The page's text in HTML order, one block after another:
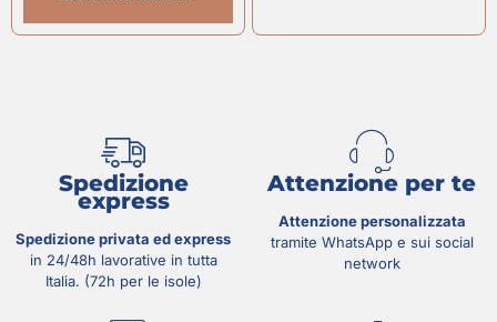
Spedizione
express
Spedizione privata ed express
in 24/48h lavorative in tutta
Italia. (72h per le isole)
Attenzione per te
Attenzione personalizzata
tramite WhatsApp e sui social
network